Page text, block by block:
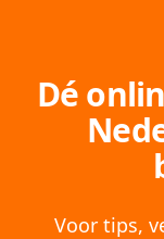
Dé
Voor tips,